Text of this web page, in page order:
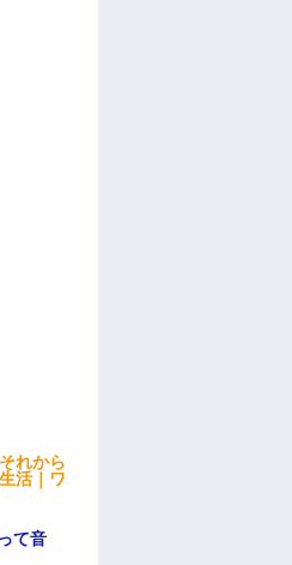
れから
活｜ワ
て音